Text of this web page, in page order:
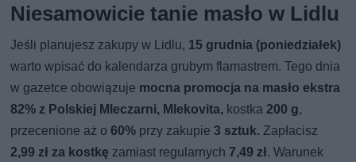
Niesamowicie tanie masło w Lidlu
Jeśli planujesz zakupy w Lidlu, 15 grudnia (poniedziałek)
warto wpisać do kalendarza grubym flamastrem. Tego dnia
w gazetce obowiązuje mocna promocja na masło ekstra
82% z Polskiej Mleczarni, Mlekovita, kostka200 g,
przecenione aż o60% przy zakupie3 sztuk. Zapłacisz
2,99 zł za kostkę zamiast regularnych 7,49 zł. Warunek